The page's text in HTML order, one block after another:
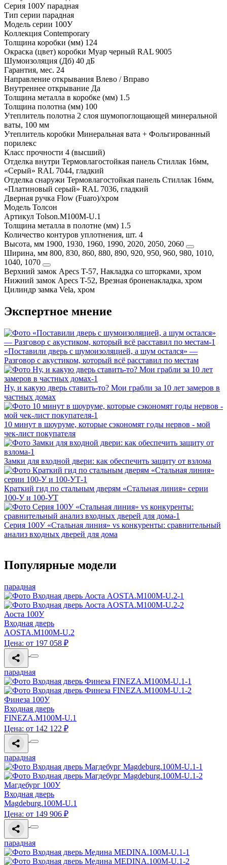
Серия 100У парадная
Тип серии парадная
Модель серии 100У
Коллекция Contemporary
Толщина коробки (мм) 124
Окраска (цвет) коробки Муар черный RAL 9005
Шумоизоляция (Дб) 40 дБ
Гарантия, мес. 24
Направление открывания Влево / Вправо
Внутреннее открывание Да
Толщина металла в коробке (мм) 1.5
Толщина полотна (мм) 100
Утеплитель полотна 2 слоя шумопоглощающей минеральной
ваты, 100 мм
Утеплитель коробки Минеральная вата + Фольгированный
порилекс
Класс прочности 4 (высший)
Отделка внутри Термовлагостойкая панель Стиллак 16мм,
«Серый» RAL 7044, гладкий
Отделка снаружи Термовлагостойкая панель Стиллак 16мм,
«Платиновый серый» RAL 7036, гладкий
Дверная ручка Flow (Fuaro)/хром
Модель Толсон
Артикул Tolson.M100M-U.1
Толщина металла в полотне (мм) 1.5
Количество контуров уплотнения, шт. 4
Высота, мм 1900, 1930, 1960, 1990, 2020, 2050, 2060
Ширина, мм 800, 830, 860, 880, 890, 920, 950, 960, 980, 1010,
1040, 1070
Верхний замок Apecs T-57, Накладка со шторками, хром
Нижний замок Apecs T-52, Врезная броненакладка, хром
Цилиндр замка Vela, хром
Экспертное мнение
«Поставили дверь с шумоизоляцией, а шум остался» —
Разговор с акустиком, который всё расставил по местам
Ну, и какую дверь ставить-то? Мои грабли за 10 лет замеров в
частных домах
10 минут в шоуруме, которые сэкономят годы нервов - мой
чек-лист покупателя
Замки для входной двери: как обеспечить защиту от взлома
Краткий гид по стальным дверям «Стальная линия» серии
100‑У и 100‑УТ
Серия 100У «Стальная линия» vs конкуренты: сравнительный
анализ входных дверей для дома
Популярные модели
парадная
Аоста 100У
Входная дверь
AOSTA.M100M-U.2
Цена: от 197 058 ₽
парадная
Финеза 100У
Входная дверь
FINEZA.M100M-U.1
Цена: от 142 122 ₽
парадная
Магдебург 100У
Входная дверь
Magdeburg.100M-U.1
Цена: от 149 906 ₽
парадная